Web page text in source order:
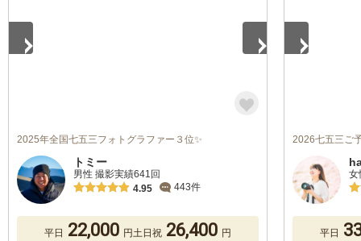
2025年全国七五三フォトグラファー３位✨
トミー
男性 撮影実績641回
4.95
443件
平日 22,000 円土日祝 26,400 円
2026七五三ご
女
平日